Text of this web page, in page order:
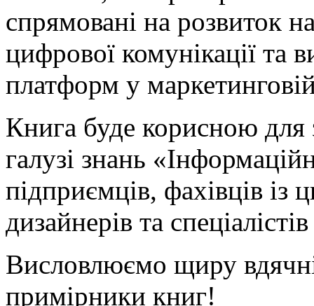
спрямовані на розвиток
цифрової комунікації та
платформ у
Книга буде корисною для
галузі знань
підприємців, фахівців
дизайнерів та
Висловлюємо щиру
примірники книг!